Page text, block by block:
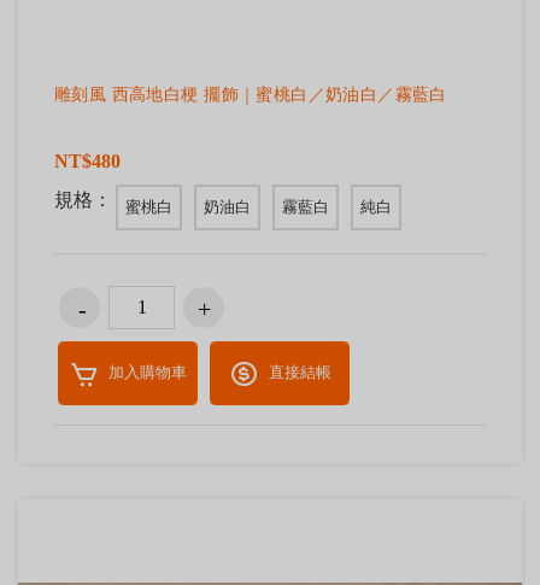
雕刻風 西高地白梗 擺飾｜蜜桃白／奶油白／霧藍白
NT$480
規格：
蜜桃白 奶油白 霧藍白 純白
加入購物車 直接結帳